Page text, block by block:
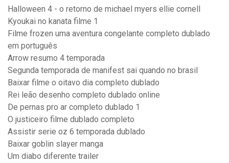
Halloween 4 - o retorno de michael myers ellie cornell
Kyoukai no kanata filme 1
Filme frozen uma aventura congelante completo dublado
em português
Arrow resumo 4 temporada
Segunda temporada de manifest sai quando no brasil
Baixar filme o oitavo dia completo dublado
Rei leão desenho completo dublado online
De pernas pro ar completo dublado 1
O justiceiro filme dublado completo
Assistir serie oz 6 temporada dublado
Baixar goblin slayer manga
Um diabo diferente trailer